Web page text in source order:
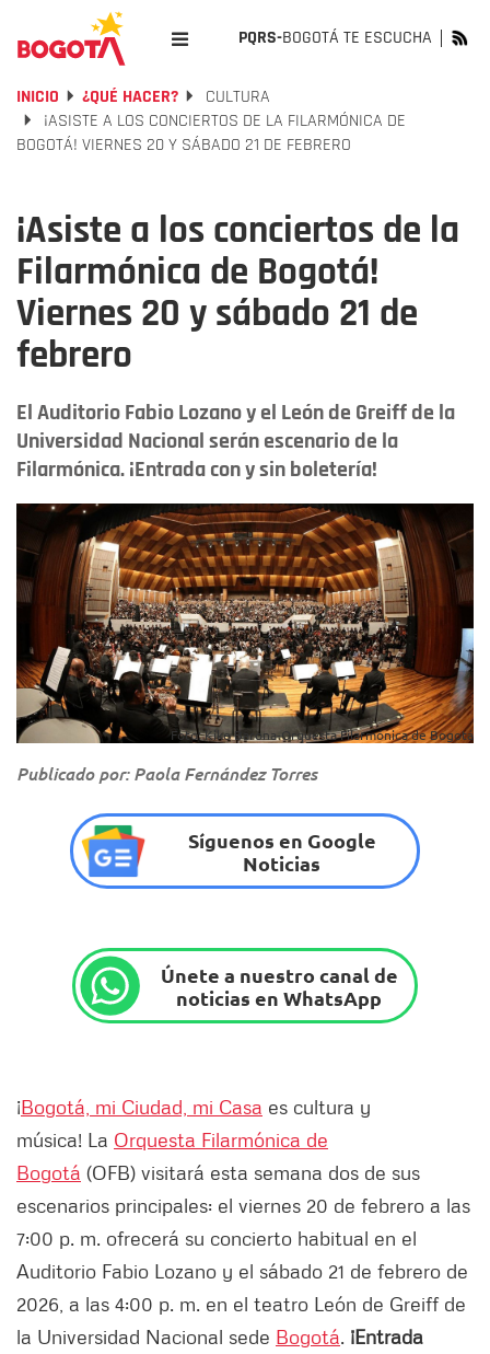
PQRS-BOGOTÁ TE ESCUCHA
INICIO ¿QUÉ HACER?
CULTURA
¡ASISTE A LOS CONCIERTOS DE LA FILARMÓNICA DE
BOGOTÁ! VIERNES 20 Y SÁBADO 21 DE FEBRERO
¡Asiste a los conciertos de la
Filarmónica de Bogotá!
Viernes 20 y sábado 21 de
febrero
El Auditorio Fabio Lozano y el León de Greiff de la
Universidad Nacional serán escenario de la
Filarmónica. ¡Entrada con y sin boletería!
Foto: Kike Barona-Orquesta Filarmónica de Bogotá
Publicado por: Paola Fernández Torres
Síguenos en Google
Noticias
Únete a nuestro canal de
noticias en WhatsApp
¡Bogotá, mi Ciudad, mi Casa es cultura y
música! La Orquesta Filarmónica de
Bogotá (OFB) visitará esta semana dos de sus
escenarios principales: el viernes 20 de febrero a las
7:00 p. m. ofrecerá su concierto habitual en el
Auditorio Fabio Lozano y el sábado 21 de febrero de
2026, a las 4:00 p. m. en el teatro León de Greiff de
la Universidad Nacional sede Bogotá. ¡Entrada